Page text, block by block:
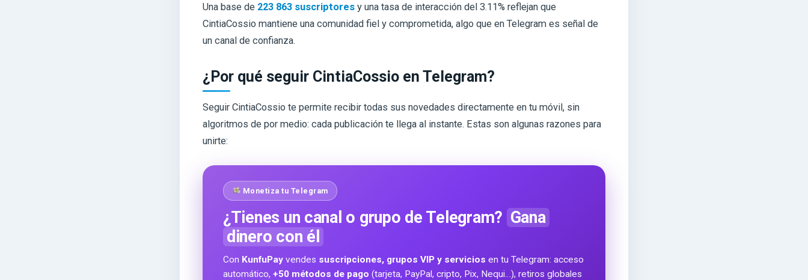
Una base de 223 863 suscriptores y una tasa de interacción del 3.11% reflejan que
CintiaCossio mantiene una comunidad fiel y comprometida, algo que en Telegram es señal de
un canal de confianza.
¿Por qué seguir CintiaCossio en Telegram?
Seguir CintiaCossio te permite recibir todas sus novedades directamente en tu móvil, sin
algoritmos de por medio: cada publicación te llega al instante. Estas son algunas razones para
unirte:
Monetiza tu Telegram
¿Tienes un canal o grupo de Telegram? Gana
dinero con él
Con KunfuPay vendes suscripciones, grupos VIP y servicios en tu Telegram: acceso
automático, +50 métodos de pago (tarjeta, PayPal, cripto, Pix, Nequi…), retiros globales